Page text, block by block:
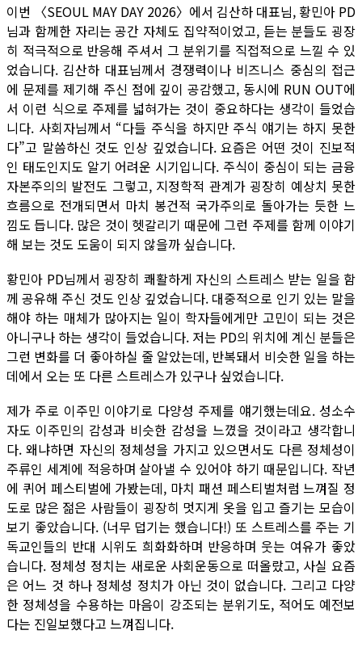
이번 〈SEOUL MAY DAY 2026〉에서 김산하 대표님, 황민아 PD
님과 함께한 자리는 공간 자체도 집약적이었고, 듣는 분들도 굉장
히 적극적으로 반응해 주셔서 그 분위기를 직접적으로 느낄 수 있
었습니다. 김산하 대표님께서 경쟁력이나 비즈니스 중심의 접근
에 문제를 제기해 주신 점에 깊이 공감했고, 동시에 RUN OUT에
서 이런 식으로 주제를 넓혀가는 것이 중요하다는 생각이 들었습
니다. 사회자님께서 “다들 주식을 하지만 주식 얘기는 하지 못한
다”고 말씀하신 것도 인상 깊었습니다. 요즘은 어떤 것이 진보적
인 태도인지도 알기 어려운 시기입니다. 주식이 중심이 되는 금융
자본주의의 발전도 그렇고, 지정학적 관계가 굉장히 예상치 못한
흐름으로 전개되면서 마치 봉건적 국가주의로 돌아가는 듯한 느
낌도 듭니다. 많은 것이 헷갈리기 때문에 그런 주제를 함께 이야기
해 보는 것도 도움이 되지 않을까 싶습니다.
황민아 PD님께서 굉장히 쾌활하게 자신의 스트레스 받는 일을 함
께 공유해 주신 것도 인상 깊었습니다. 대중적으로 인기 있는 말을
해야 하는 매체가 많아지는 일이 학자들에게만 고민이 되는 것은
아니구나 하는 생각이 들었습니다. 저는 PD의 위치에 계신 분들은
그런 변화를 더 좋아하실 줄 알았는데, 반복돼서 비슷한 일을 하는
데에서 오는 또 다른 스트레스가 있구나 싶었습니다.
제가 주로 이주민 이야기로 다양성 주제를 얘기했는데요. 성소수
자도 이주민의 감성과 비슷한 감성을 느꼈을 것이라고 생각합니
다. 왜냐하면 자신의 정체성을 가지고 있으면서도 다른 정체성이
주류인 세계에 적응하며 살아낼 수 있어야 하기 때문입니다. 작년
에 퀴어 페스티벌에 가봤는데, 마치 패션 페스티벌처럼 느껴질 정
도로 많은 젊은 사람들이 굉장히 멋지게 옷을 입고 즐기는 모습이
보기 좋았습니다. (너무 덥기는 했습니다!) 또 스트레스를 주는 기
독교인들의 반대 시위도 희화화하며 반응하며 웃는 여유가 좋았
습니다. 정체성 정치는 새로운 사회운동으로 떠올랐고, 사실 요즘
은 어느 것 하나 정체성 정치가 아닌 것이 없습니다. 그리고 다양
한 정체성을 수용하는 마음이 강조되는 분위기도, 적어도 예전보
다는 진일보했다고 느껴집니다.